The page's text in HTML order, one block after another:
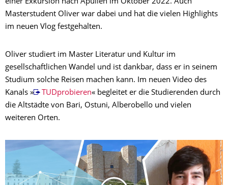
einer Exkursion nach Apulien im Oktober 2022. Auch
Masterstudent Oliver war dabei und hat die vielen Highlights
im neuen Vlog festgehalten.
Oliver studiert im Master Literatur und Kultur im
gesellschaftlichen Wandel und ist dankbar, dass er in seinem
Studium solche Reisen machen kann. Im neuen Video des
Kanals »
TUDprobieren« begleitet er die Studierenden durch
die Altstädte von Bari, Ostuni, Alberobello und vielen
weiteren Orten.